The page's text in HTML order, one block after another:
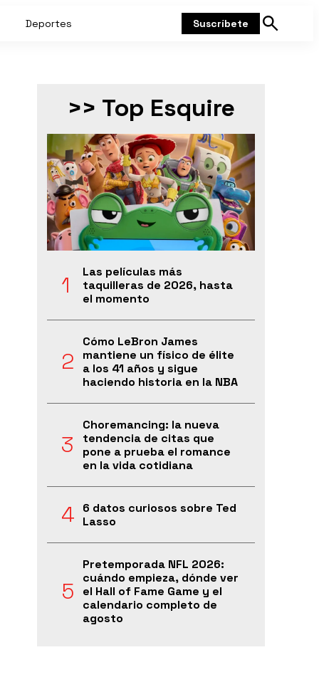
Deportes Suscríbete
Mostrar
>> Top Esquire
Las películas más
taquilleras de 2026, hasta
el momento
Cómo LeBron James
mantiene un físico de élite
a los 41 años y sigue
haciendo historia en la NBA
Choremancing: la nueva
tendencia de citas que
pone a prueba el romance
en la vida cotidiana
6 datos curiosos sobre Ted
Lasso
Pretemporada NFL 2026:
cuándo empieza, dónde ver
el Hall of Fame Game y el
calendario completo de
agosto